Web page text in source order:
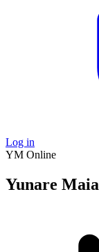
Log in
YM Online
Yunare Maia